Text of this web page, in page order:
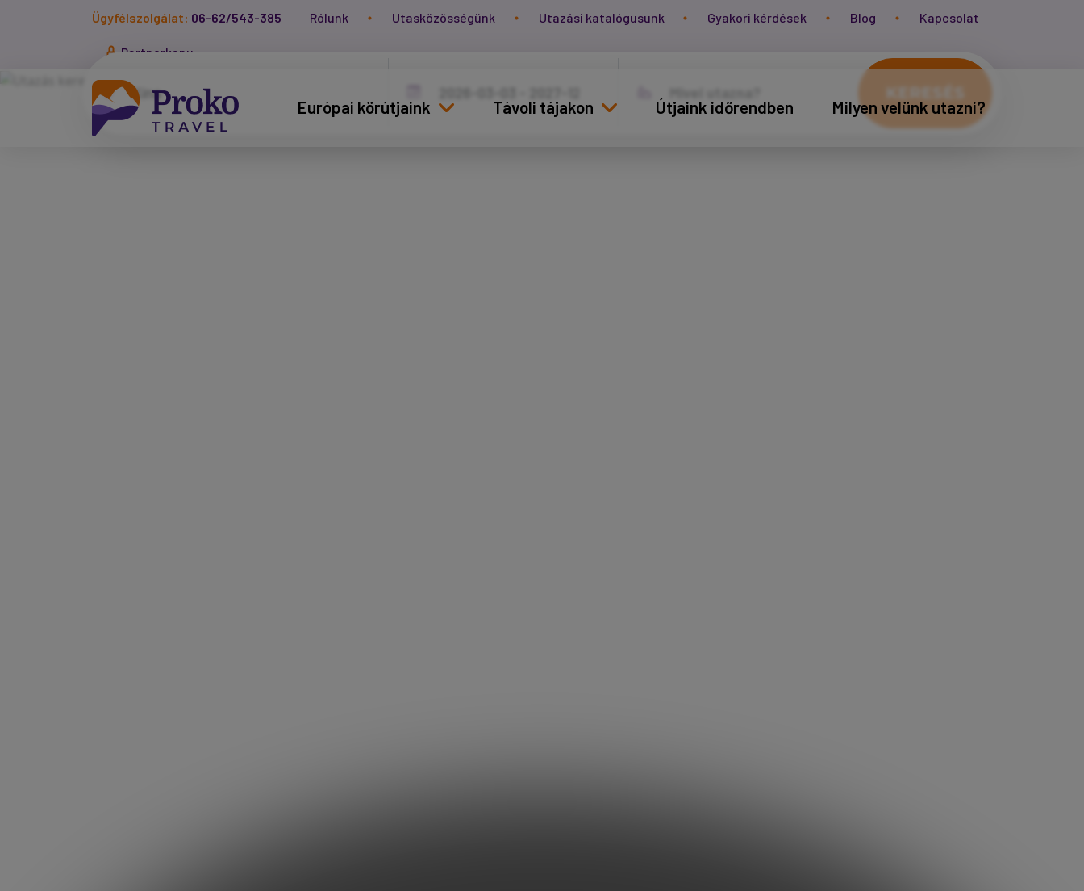
Ügyfélszolgálat: 06-62/543-385 Rólunk Utasközösségünk Utazási katalógusunk Gyakori kérdések Blog Kapcsolat
Partnerkapu
Európai körútjaink Távoli tájakon Útjaink időrendben Milyen velünk utazni?
KERESÉS